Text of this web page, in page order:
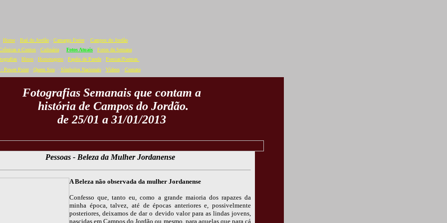
Home · Baú do Jordão · Camargo Freire · Campos do Jordão
e Contos · Culinária · Fotos Atuais · Fotos da Semana
· Hinos · Homenagens · Papéis de Parede · Poesias/Poemas
- Power Point· Quem Sou· Símbolos Nacionais· Vídeos · Contato
Fotografias Semanais que contam a
história de Campos do Jordão.
de 25/01 a 31/01/2013
Pessoas - Beleza da Mulher Jordanense
A Beleza não observada da mulher Jordanense
Confesso que, tanto eu, como a grande maioria dos rapazes da
minha época, talvez, até de épocas anteriores e, possivelmente
posteriores, deixamos de dar o devido valor para as lindas jovens,
nascidas em Campos do Jordão ou mesmo, para aquelas que para cá